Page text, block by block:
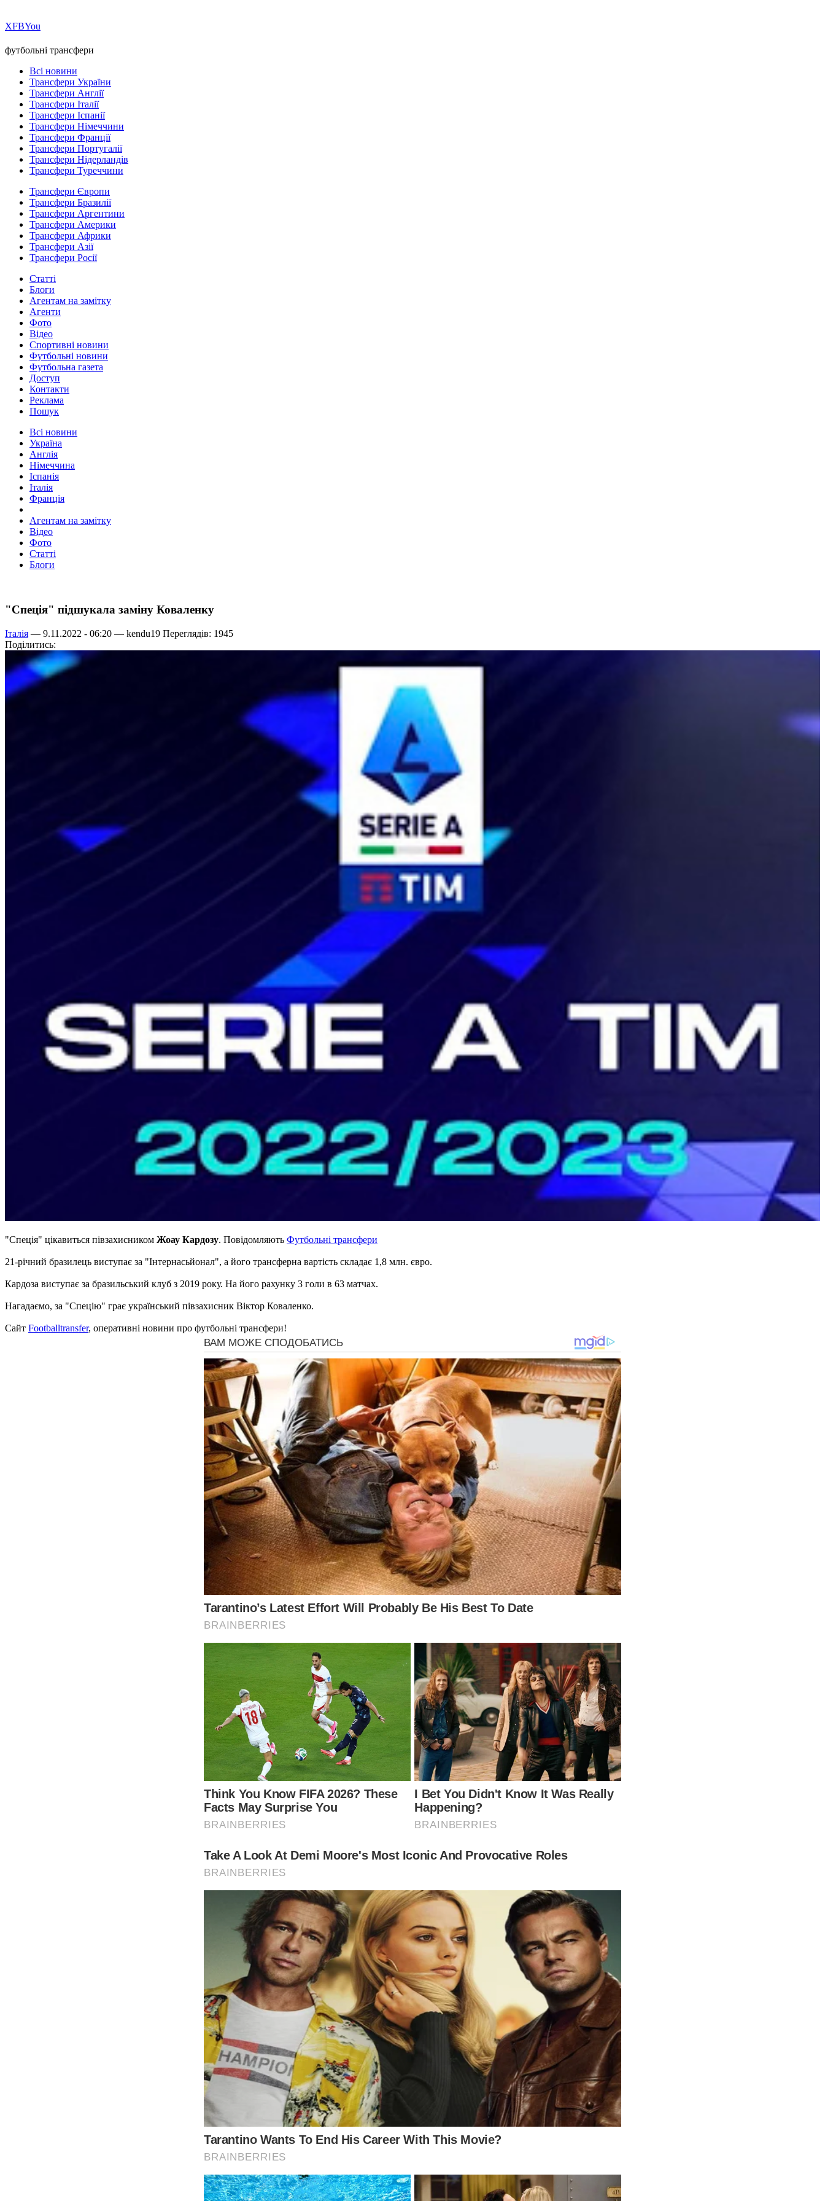
ХFBYou
футбольні трансфери
Всі новини
Трансфери України
Трансфери Англії
Трансфери Італії
Трансфери Іспанії
Трансфери Німеччини
Трансфери Франції
Трансфери Португалії
Трансфери Нідерландів
Трансфери Туреччини
Трансфери Європи
Трансфери Бразилії
Трансфери Аргентини
Трансфери Америки
Трансфери Африки
Трансфери Азії
Трансфери Росії
Статті
Блоги
Агентам на замітку
Агенти
Фото
Відео
Спортивні новини
Футбольні новини
Футбольна газета
Доступ
Контакти
Реклама
Пошук
Всі новини
Україна
Англія
Німеччина
Іспанія
Італія
Франція
Агентам на замітку
Відео
Фото
Статті
Блоги
"Спеція" підшукала заміну Коваленку
Італія — 9.11.2022 - 06:20 — kendu19 Переглядів: 1945
Поділитись:
"Спеція" цікавиться півзахисником Жоау Кардозу. Повідомляють Футбольні трансфери
21-річний бразилець виступає за "Інтернасьйонал", а його трансферна вартість складає 1,8 млн. євро.
Кардоза виступає за бразильський клуб з 2019 року. На його рахунку 3 голи в 63 матчах.
Нагадаємо, за "Спецію" грає український півзахисник Віктор Коваленко.
Сайт Footballtransfer, оперативні новини про футбольні трансфери!